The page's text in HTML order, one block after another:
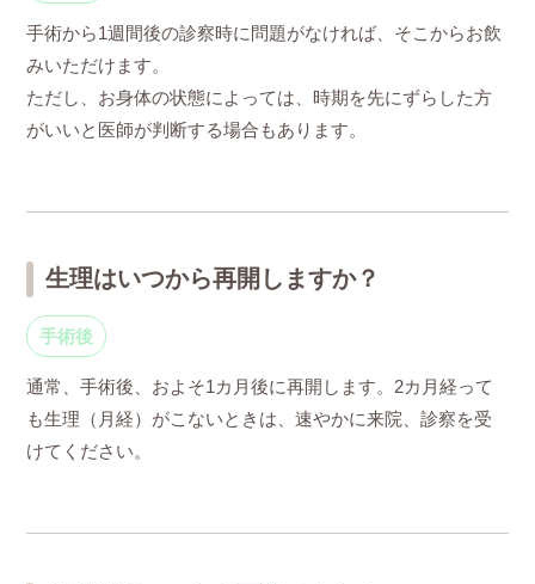
手術から1週間後の診察時に問題がなければ、そこからお飲
みいただけます。
ただし、お身体の状態によっては、時期を先にずらした方
がいいと医師が判断する場合もあります。
生理はいつから再開しますか？
手術後
通常、手術後、およそ1カ月後に再開します。2カ月経って
も生理（月経）がこないときは、速やかに来院、診察を受
けてください。